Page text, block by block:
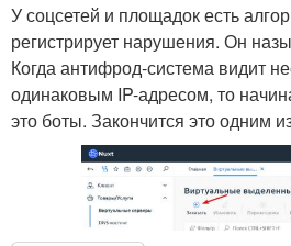
У соцсетей и площадок есть
регистрирует нарушения. Он
Когда антифрод-система видит
одинаковым IP-адресом, то
это боты. Закончится это одним